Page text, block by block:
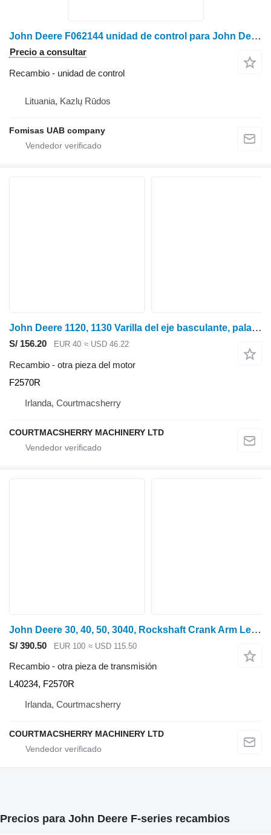
John Deere F062144 unidad de control para John Deere 770 / 1070 minitractor
Precio a consultar
Recambio - unidad de control
Lituania, Kazlų Rūdos
Fomisas UAB company
John Deere 1120, 1130 Varilla del eje basculante, palanca, resorte F2570r, Ar52279, T22473 F2570R para John Deere tractor de ruedas
S/ 156.20 EUR 40 ≈ USD 46.22
Recambio - otra pieza del motor
F2570R
Irlanda, Courtmacsherry
COURTMACSHERRY MACHINERY LTD
John Deere 30, 40, 50, 3040, Rockshaft Crank Arm Lever, Piston L40234, F257 L40234, F2570R para tractor de ruedas
S/ 390.50 EUR 100 ≈ USD 115.50
Recambio - otra pieza de transmisión
L40234, F2570R
Irlanda, Courtmacsherry
COURTMACSHERRY MACHINERY LTD
Precios para John Deere F-series recambios